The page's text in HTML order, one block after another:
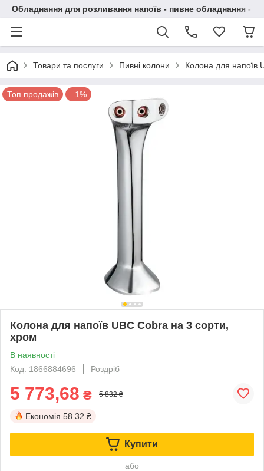
Обладнання для розливання напоїв - пивне обладнання - в
Товари та послуги Пивні колони Колона для напоїв
Топ продажів –1%
Колона для напоїв UBC Cobra на 3 сорти,
хром
В наявності
Код: 1866884696
Роздріб
5 773,68 ₴ 5 832 ₴
Економія 58.32 ₴
Купити
або